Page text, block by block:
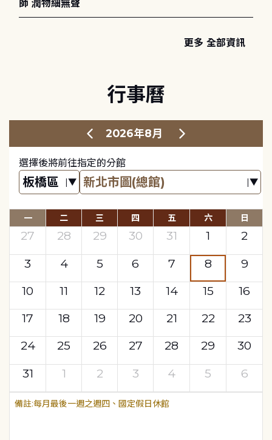
師 潤物細無聲
更多 全部資訊
行事曆
2026年8月
選擇後將前往指定的分館
一 二 三 四 五 六 日
27 28 29 30 31 1
2
3
4 5 6 7 8
9
10
11 12 13 14 15
16
17
18 19 20 21 22
23
24
25 26 27 28 29
30
31
1 2 3 4 5 6
每月最後一週之週四、國定假日休館